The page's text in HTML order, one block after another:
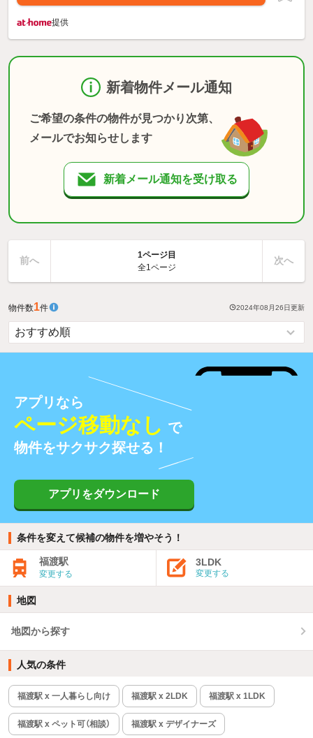
提供
新着物件メール通知
ご希望の条件の物件が見つかり次第、
メールでお知らせします
新着メール通知を受け取る
前へ
1ページ目
全1ページ
次へ
物件数1件 2024年08月26日更新
アプリなら
ページ移動なし で
物件をサクサク探せる！
アプリをダウンロード
条件を変えて候補の物件を増やそう！
福渡駅
変更する
3LDK
変更する
地図
地図から探す
人気の条件
福渡駅 x 一人暮らし向け 福渡駅 x 2LDK 福渡駅 x 1LDK
福渡駅 x ペット可（相談） 福渡駅 x デザイナーズ